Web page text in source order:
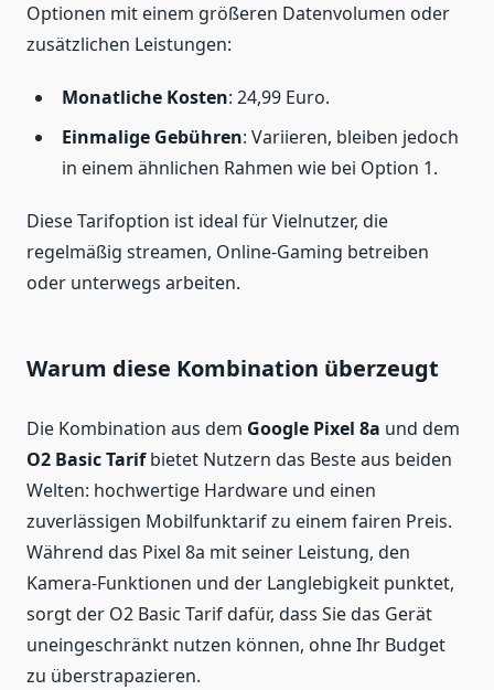
Optionen mit einem größeren Datenvolumen oder
zusätzlichen Leistungen:
Monatliche Kosten: 24,99 Euro.
Einmalige Gebühren: Variieren, bleiben jedoch
in einem ähnlichen Rahmen wie bei Option 1.
Diese Tarifoption ist ideal für Vielnutzer, die
regelmäßig streamen, Online-Gaming betreiben
oder unterwegs arbeiten.
Warum diese Kombination überzeugt
Die Kombination aus dem Google Pixel 8a und dem
O2 Basic Tarifbietet Nutzern das Beste aus beiden
Welten: hochwertige Hardware und einen
zuverlässigen Mobilfunktarif zu einem fairen Preis.
Während das Pixel 8a mit seiner Leistung, den
Kamera-Funktionen und der Langlebigkeit punktet,
sorgt der O2 Basic Tarif dafür, dass Sie das Gerät
uneingeschränkt nutzen können, ohne Ihr Budget
zu überstrapazieren.